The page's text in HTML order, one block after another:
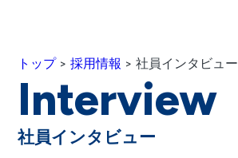
トップ>採用情報 > 社員インタビュー
Interview
社員インタビュー